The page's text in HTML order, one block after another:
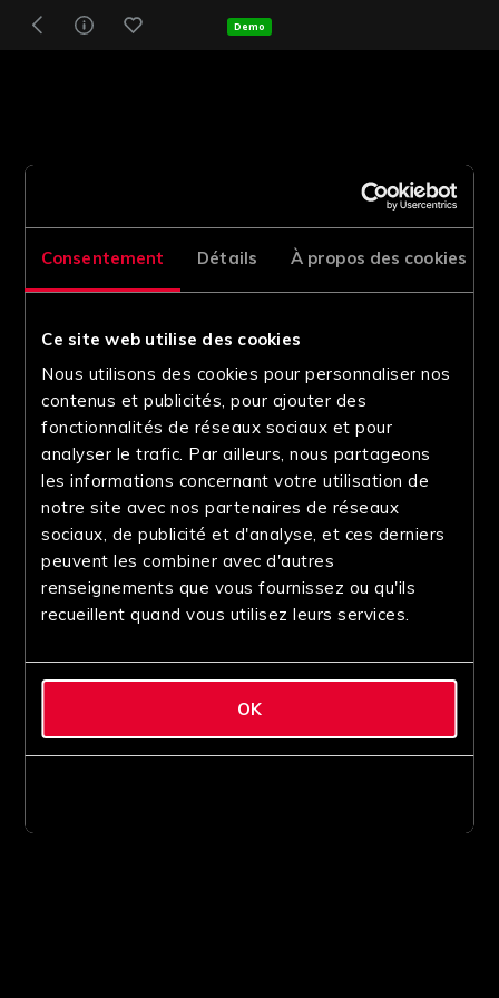
Consentement Détails À propos des cookies
Ce site web utilise des cookies
Nous utilisons des cookies pour personnaliser nos
contenus et publicités, pour ajouter des
fonctionnalités de réseaux sociaux et pour
analyser le trafic. Par ailleurs, nous partageons
les informations concernant votre utilisation de
notre site avec nos partenaires de réseaux
sociaux, de publicité et d'analyse, et ces derniers
peuvent les combiner avec d'autres
renseignements que vous fournissez ou qu'ils
recueillent quand vous utilisez leurs services.
OK
Demo